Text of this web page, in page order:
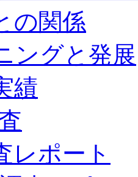
の関係
ングと発展
績
レポート